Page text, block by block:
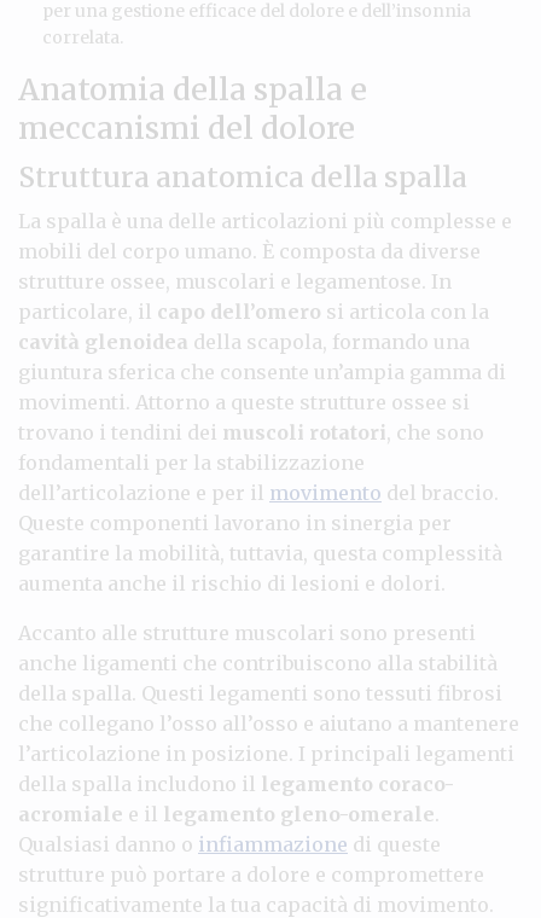
per una gestione efficace del dolore e dell’insonnia
correlata.
Anatomia della spalla e
meccanismi del dolore
Struttura anatomica della spalla
La spalla è una delle articolazioni più complesse e
mobili del corpo umano. È composta da diverse
strutture ossee, muscolari e legamentose. In
particolare, il capo dell’omero si articola con la
cavità glenoidea della scapola, formando una
giuntura sferica che consente un’ampia gamma di
movimenti. Attorno a queste strutture ossee si
trovano i tendini dei muscoli rotatori, che sono
fondamentali per la stabilizzazione
dell’articolazione e per il movimento del braccio.
Queste componenti lavorano in sinergia per
garantire la mobilità, tuttavia, questa complessità
aumenta anche il rischio di lesioni e dolori.
Accanto alle strutture muscolari sono presenti
anche ligamenti che contribuiscono alla stabilità
della spalla. Questi legamenti sono tessuti fibrosi
che collegano l’osso all’osso e aiutano a mantenere
l’articolazione in posizione. I principali legamenti
della spalla includono il legamento coraco-
acromiale e il legamento gleno-omerale.
Qualsiasi danno o infiammazione di queste
strutture può portare a dolore e compromettere
significativamente la tua capacità di movimento.